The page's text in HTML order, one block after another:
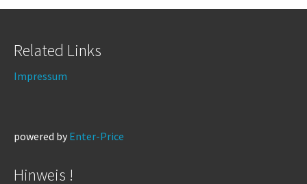
Related Links
Impressum
powered by Enter-Price
Hinweis !